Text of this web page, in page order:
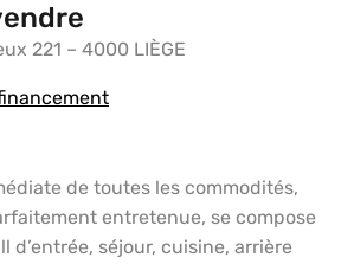
221 – 4000 LIÈGE
de toutes les commodités,
de toutes les commodités,
entretenue, se compose
d’entrée, séjour, cuisine, arrière